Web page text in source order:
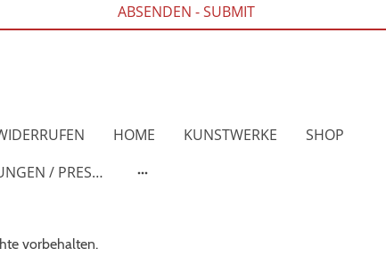
ABSENDEN - SUBMIT
HOME KUNSTWERKE
SHOP
AUSSTELLUNGEN / PRESSE
vorbehalten.